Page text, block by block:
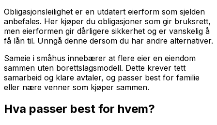
Obligasjonsleilighet er en utdatert eierform som sjelden
anbefales. Her kjøper du obligasjoner som gir bruksrett,
men eierformen gir dårligere sikkerhet og er vanskelig å
få lån til. Unngå denne dersom du har andre alternativer.
Sameie i småhus innebærer at flere eier en eiendom
sammen uten borettslagsmodell. Dette krever tett
samarbeid og klare avtaler, og passer best for familie
eller nære venner som kjøper sammen.
Hva passer best for hvem?